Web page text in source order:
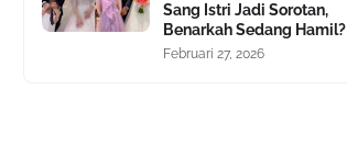
Sang Istri Jadi Sorotan,
Benarkah Sedang Hamil?
Februari 27, 2026